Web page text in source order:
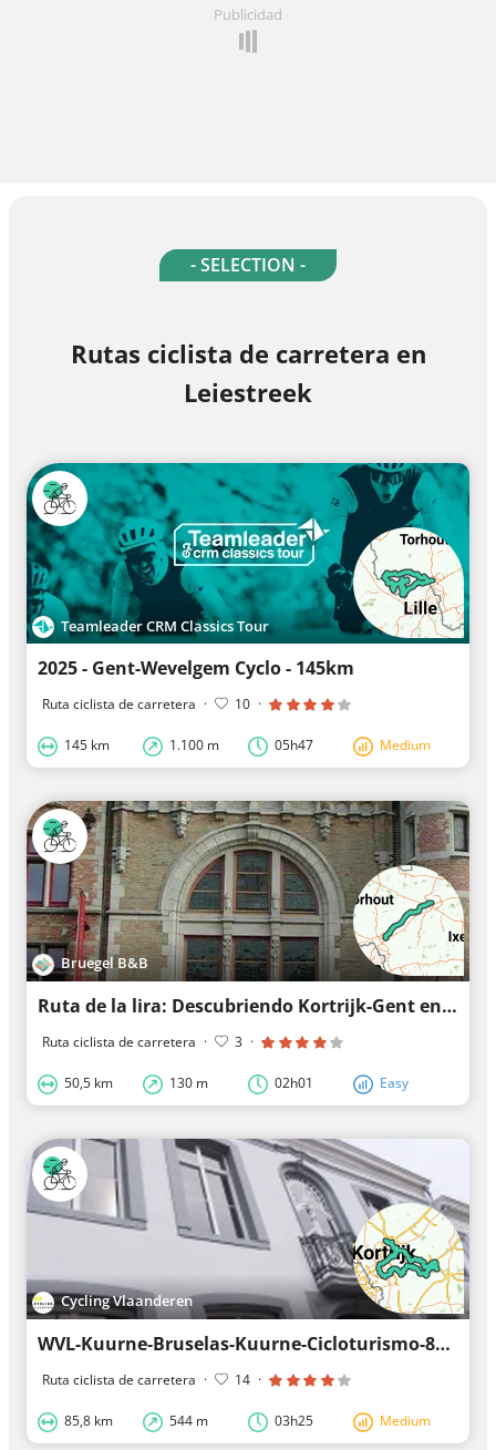
Publicidad
- SELECTION -
Rutas ciclista de carretera en
Leiestreek
Teamleader CRM Classics Tour
2025 - Gent-Wevelgem Cyclo - 145km
Ruta ciclista de carretera · 10 ·
145 km 1.100 m 05h47 Medium
Bruegel B&B
Ruta de la lira: Descubriendo Kortrijk-Gent en bicicleta de carreras
Ruta ciclista de carretera · 3 ·
50,5 km 130 m 02h01 Easy
Cycling Vlaanderen
WVL-Kuurne-Bruselas-Kuurne-Cicloturismo-85km
Ruta ciclista de carretera · 14 ·
85,8 km 544 m 03h25 Medium